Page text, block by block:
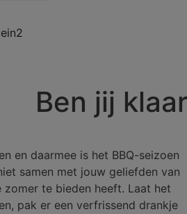
Ben jij
en daarmee is het BBQ-seizoen
samen met jouw geliefden van
te bieden heeft. Laat het
pak er een verfrissend drankje